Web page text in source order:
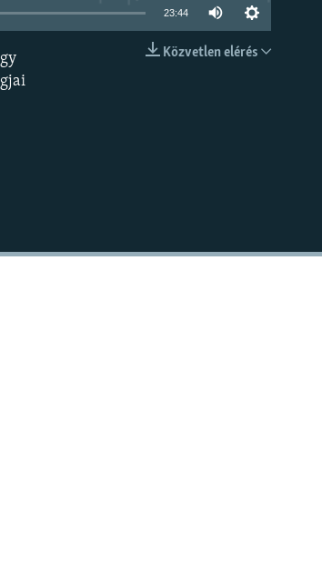
23:44
Közvetlen elérés